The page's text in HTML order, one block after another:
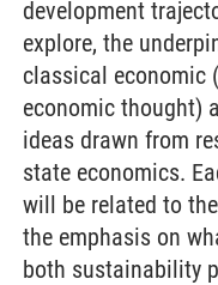
development
explore, the
classical economic
economic thought)
ideas drawn from
state economics.
will be related to
the emphasis on
both sustainability